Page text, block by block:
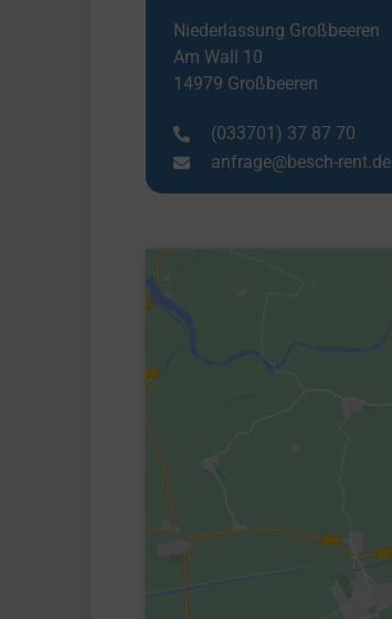
Niederlassung Großbeeren
Am Wall 10
14979 Großbeeren
(033701) 37 87 70
anfrage@besch-rent.de